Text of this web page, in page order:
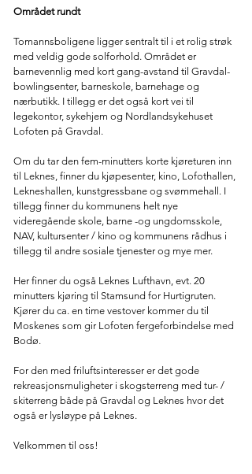
Området rundt
Tomannsboligene ligger sentralt til i et rolig strøk
med veldig gode solforhold. Området er
barnevennlig med kort gang-avstand til Gravdal-
bowlingsenter, barneskole, barnehage og
nærbutikk. I tillegg er det også kort vei til
legekontor, sykehjem og Nordlandsykehuset
Lofoten på Gravdal.
Om du tar den fem-minutters korte kjøreturen inn
til Leknes, finner du kjøpesenter, kino, Lofothallen,
Lekneshallen, kunstgressbane og svømmehall. I
tillegg finner du kommunens helt nye
videregående skole, barne -og ungdomsskole,
NAV, kultursenter / kino og kommunens rådhus i
tillegg til andre sosiale tjenester og mye mer.
Her finner du også Leknes Lufthavn, evt. 20
minutters kjøring til Stamsund for Hurtigruten.
Kjører du ca. en time vestover kommer du til
Moskenes som gir Lofoten fergeforbindelse med
Bodø.
For den med friluftsinteresser er det gode
rekreasjonsmuligheter i skogsterreng med tur- /
skiterreng både på Gravdal og Leknes hvor det
også er lysløype på Leknes.
Velkommen til oss!